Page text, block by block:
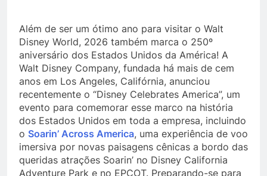
Além de ser um ótimo ano para visitar o Walt
Disney World, 2026 também marca o 250º
aniversário dos Estados Unidos da América! A
Walt Disney Company, fundada há mais de cem
anos em Los Angeles, Califórnia, anunciou
recentemente o “Disney Celebrates America”, um
evento para comemorar esse marco na história
dos Estados Unidos em toda a empresa, incluindo
o Soarin’ Across America, uma experiência de voo
imersiva por novas paisagens cênicas a bordo das
queridas atrações Soarin’ no Disney California
Adventure Park e no EPCOT. Preparando-se para